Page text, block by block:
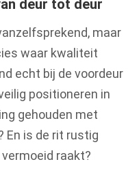
deur tot deur
maar
waar kwaliteit
echt bij de voordeur
positioneren in
gehouden met
En is de rit rustig
raakt?